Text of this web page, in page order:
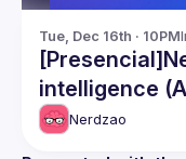
Tue, Dec 16th · 10PM
intelligence
Nerdzao